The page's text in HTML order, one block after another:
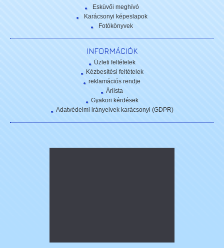
Esküvői meghívó
Karácsonyi képeslapok
Fotókönyvek
INFORMÁCIÓK
Üzleti feltételek
Kézbesítési feltételek
reklamációs rendje
Árlista
Gyakori kérdések
Adatvédelmi irányelvek karácsonyi (GDPR)